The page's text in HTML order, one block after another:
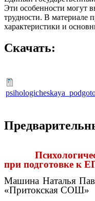
Эти особенности могут
трудности. В материале
характеристики и
Скачать:
при подготовке к
Машина Наталья
«Притокская СОШ»